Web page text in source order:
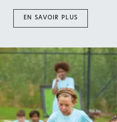
EN SAVOIR PLUS